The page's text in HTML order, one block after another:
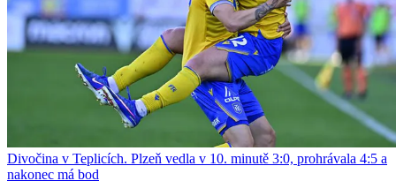
Divočina v Teplicích. Plzeň vedla v 10. minutě 3:0, prohrávala 4:5 a
nakonec má bod